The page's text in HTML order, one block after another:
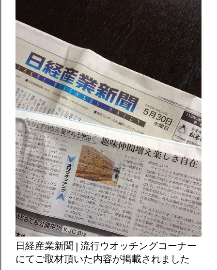
日経産業新聞 | 流行ウオッチングコーナー
にてご取材頂いた内容が掲載されました